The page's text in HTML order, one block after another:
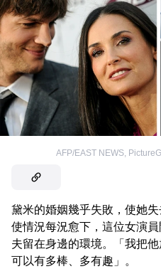
AFP/EAST NEWS,
黛米的婚姻幾乎失敗，使她
使情況每況愈下，這位女演
夫留在身邊的環境。「我把
可以有多棒、多有趣」。